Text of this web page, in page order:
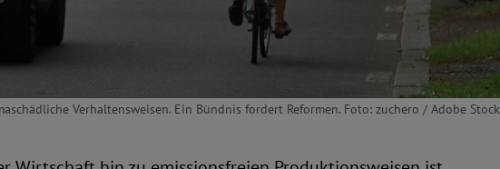
Verhaltensweisen. Ein Bündnis fordert Reformen. Foto: zuchero / Adobe Stock